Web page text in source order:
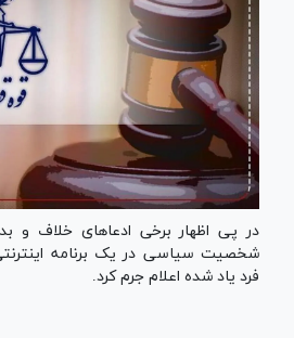
در پی اظهار برخی ادعا‌های خلاف و
شخصیت سیاسی در یک برنامه
فرد یاد شده اعلام جرم کرد.